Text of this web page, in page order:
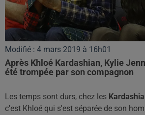
Modifié : 4 mars 2019 à 16h01
Après Khloé Kardashian, Kylie
été trompée par son compagnon
Les temps sont durs, chez les
c'est Khloé qui s'est séparée de son